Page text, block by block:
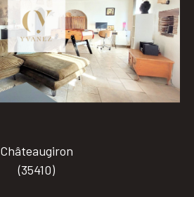
Châteaugiron
(35410)